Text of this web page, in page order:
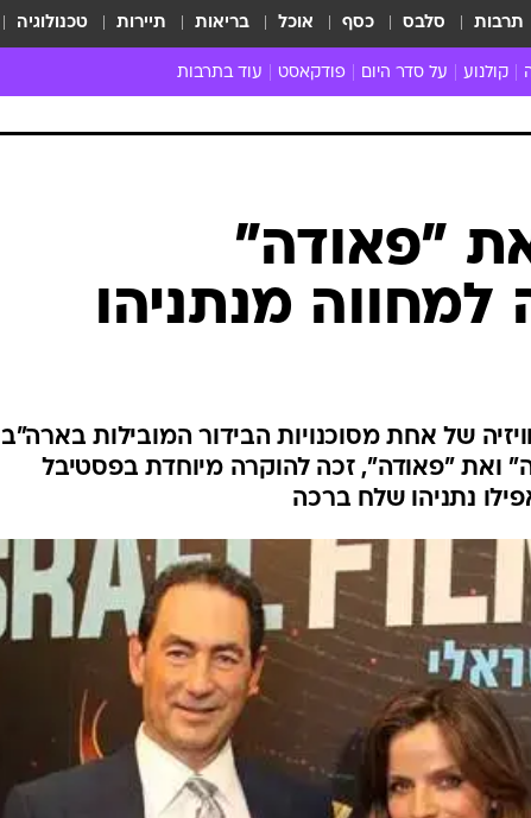
תרבות סלבס כסף אוכל בריאות תיירות טכנולוגיה
וסינגלים
חיות
קולנוע על סדר היום פודקאסט עוד בתרבות
פרינג'
חמש המלצות - ואזהרה
כל הכתבות
"פאודה"
למחווה מנתניהו
של אחת מסוכנויות הבידור המובילות בארה"ב
"פאודה", זכה להוקרה מיוחדת בפסטיבל
נתניהו שלח ברכה